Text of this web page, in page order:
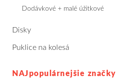
SUV/crossover + OFFRoad-ové
Dodávkové + malé úžitkové
Dodávkové + malé úžitkové
Disky
Puklice na kolesá
NAJpopulárnejšie značky